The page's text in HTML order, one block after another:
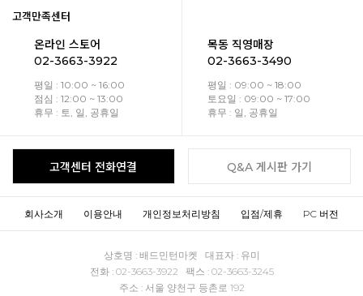
고객만족센터
온라인 스토어
02-3663-3922
평일 : 10:00 ~ 16:00
점심 : 12:00 ~ 13:00
휴무 : 토, 일, 공휴일
목동 직영매장
02-3663-3490
평일 : 09:00 ~ 18:00
토요일 : 09:00 ~ 17:00
휴무 : 일, 공휴일
고객센터 전화연결 Q&A 게시판 가기
회사소개 이용안내 개인정보처리방침 입점/제휴 PC 버전
상호명 : 배드민턴마켓 대표자 : 유미
전화 : 02-3663-3922 팩스 : 02-3663-3245
주소 : 서울 양천구 등촌로 192